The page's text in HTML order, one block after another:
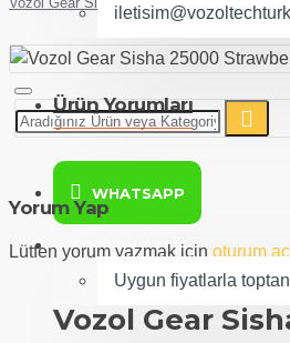
WHATSAPP
TOPTAN SATIŞ
Uygun fiyatlarla
Ürün Yorumları
Yorum Yap
Lütfen yorum yazmak için oturum
Vozol Gear